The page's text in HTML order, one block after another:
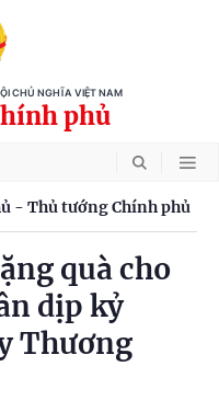
CHỦ NGHĨA VIỆT NAM
phủ
- Thủ tướng Chính phủ
quà cho
dịp kỷ
Thương